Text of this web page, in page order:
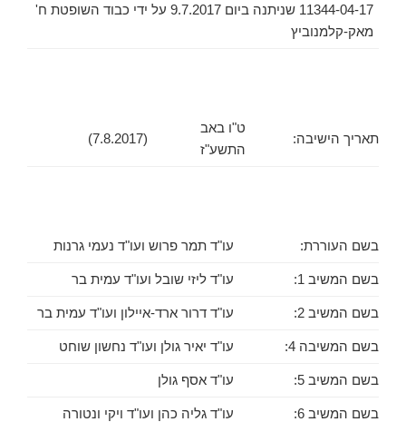
11344-04-17 שניתנה ביום 9.7.2017 על ידי כבוד השופטת ח'
מאק-קלמנוביץ
תאריך הישיבה:
ט"ו באב
התשע"ז
(7.8.2017)
בשם העוררת: עו"ד תמר פרוש ועו"ד נעמי גרנות
בשם המשיב 1: עו"ד ליזי שובל ועו"ד עמית בר
בשם המשיב 2: עו"ד דרור ארד-איילון ועו"ד עמית בר
בשם המשיבה 4: עו"ד יאיר גולן ועו"ד נחשון שוחט
בשם המשיב 5: עו"ד אסף גולן
בשם המשיב 6: עו"ד גליה כהן ועו"ד ויקי ונטורה